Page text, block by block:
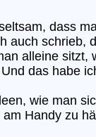
dass
auch schrieb,
alleine sitzt,
das habe
wie man
Handy zu